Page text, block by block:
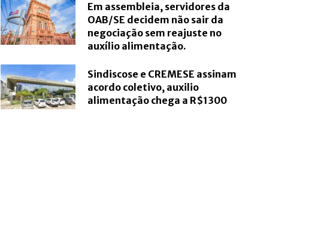
Em assembleia, servidores da
OAB/SE decidem não sair da
negociação sem reajuste no
auxílio alimentação.
Sindiscose e CREMESE assinam
acordo coletivo, auxilio
alimentação chega a R$1300